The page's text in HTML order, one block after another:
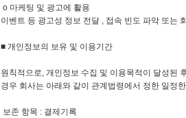
ο 마케팅 및 광고에 활용
이벤트 등 광고성 정보 전달 , 접속 빈도 파악 또는
■ 개인정보의 보유 및 이용기간
원칙적으로, 개인정보 수집 및 이용목적이 달성된
경우 회사는 아래와 같이 관계법령에서 정한 일정
보존 항목 : 결제기록